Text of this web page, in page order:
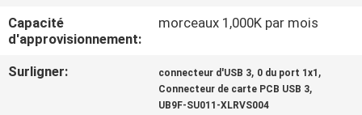
CONTACTEZ-
Capacité
d'approvisionnement:
morceaux 1,000K par mois
Surligner: connecteur d'USB 3, 0 du port 1x1 ,
Connecteur de carte PCB USB 3,
UB9F-SU011-XLRVS004